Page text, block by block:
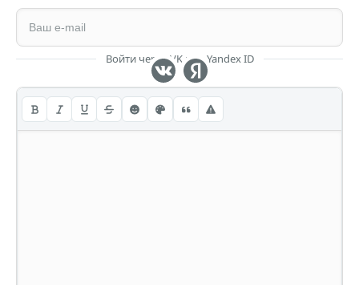
Войти через VK или Yandex ID